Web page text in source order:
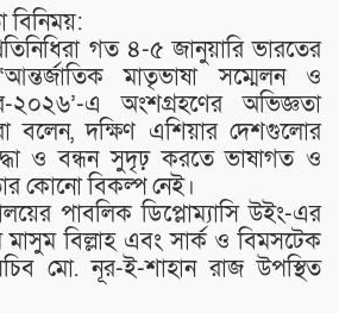
বিনিময়:
গত ৪-৫ জানুয়ারি ভারতের
মাতৃভাষা সম্মেলন ও
২০২৬’-এ অংশগ্রহণের অভিজ্ঞতা
বলেন, দক্ষিণ এশিয়ার দেশগুলোর
ও বন্ধন সুদৃঢ় করতে ভাষাগত ও
কোনো বিকল্প নেই।
পাবলিক ডিপ্লোম্যাসি উইং-এর
বিল্লাহ এবং সার্ক ও বিমসটেক
মো. নূর-ই-শাহান রাজ উপস্থিত